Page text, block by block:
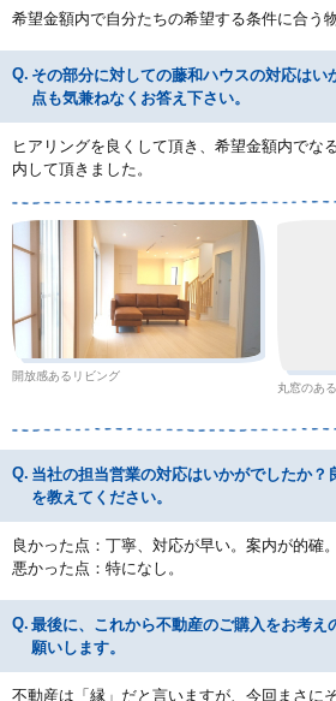
希望金額内で自分たちの希望する条件に合う
その部分に対しての藤和ハウスの対応はい
点も気兼ねなくお答え下さい。
ヒアリングを良くして頂き、希望金額内でな
内して頂きました。
開放感あるリビング
丸窓のあ
当社の担当営業の対応はいかがでしたか？
を教えてください。
良かった点：丁寧、対応が早い。案内が的確。
悪かった点：特になし。
最後に、これから不動産のご購入をお考え
願いします。
不動産は「縁」だと言いますが、今回まさに